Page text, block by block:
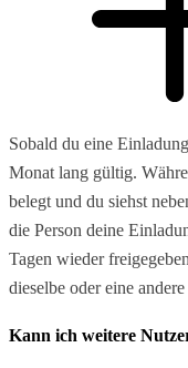
Sobald du eine
Monat lang gültig.
belegt und du siehst
die Person deine
Tagen wieder
dieselbe oder eine
Kann ich weitere